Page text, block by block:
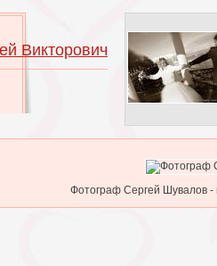
Викторович
Фотограф Сергей Шувалов -